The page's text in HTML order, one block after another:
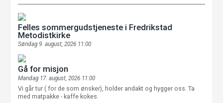
Felles sommergudstjeneste i Fredrikstad
Metodistkirke
Søndag 9. august, 2026 11:00
Gå for misjon
Mandag 17. august, 2026 11:00
Vi går tur ( for de som ønsker), holder andakt og hygger oss. Ta
med matpakke - kaffe kokes.